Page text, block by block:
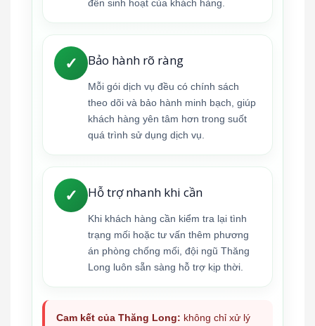
đến sinh hoạt của khách hàng.
✓ Bảo hành rõ ràng
Mỗi gói dịch vụ đều có chính sách
theo dõi và bảo hành minh bạch, giúp
khách hàng yên tâm hơn trong suốt
quá trình sử dụng dịch vụ.
✓ Hỗ trợ nhanh khi cần
Khi khách hàng cần kiểm tra lại tình
trạng mối hoặc tư vấn thêm phương
án phòng chống mối, đội ngũ Thăng
Long luôn sẵn sàng hỗ trợ kịp thời.
Cam kết của Thăng Long: không chỉ xử lý